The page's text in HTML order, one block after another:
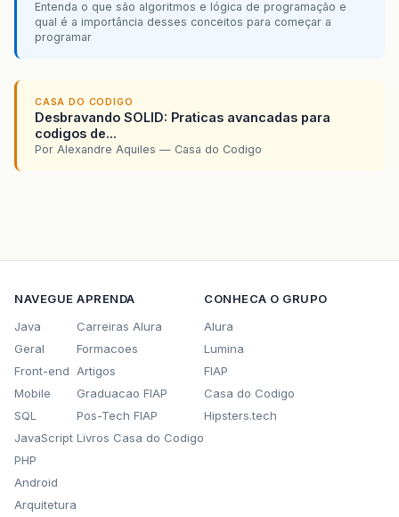
Entenda o que são algoritmos e lógica de programação e
qual é a importância desses conceitos para começar a
programar
CASA DO CODIGO
Desbravando SOLID: Praticas avancadas para
codigos de...
Por Alexandre Aquiles — Casa do Codigo
NAVEGUE
Java
Geral
Front-end
Mobile
SQL
JavaScript
PHP
Android
Arquitetura
APRENDA
Carreiras Alura
Formacoes
Artigos
Graduacao FIAP
Pos-Tech FIAP
Livros Casa do Codigo
CONHECA O GRUPO
Alura
Lumina
FIAP
Casa do Codigo
Hipsters.tech